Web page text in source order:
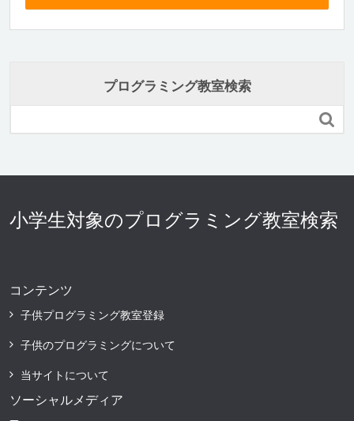
プログラミング教室検索

小学生対象のプログラミング教室検索
コンテンツ
子供プログラミング教室登録
子供のプログラミングについて
当サイトについて
ソーシャルメディア